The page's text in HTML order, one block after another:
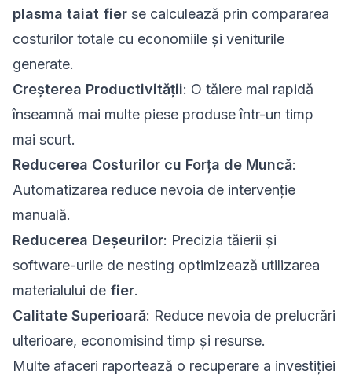
plasma taiat fier se calculează prin compararea
costurilor totale cu economiile și veniturile
generate.
Creșterea Productivității: O tăiere mai rapidă
înseamnă mai multe piese produse într-un timp
mai scurt.
Reducerea Costurilor cu Forța de Muncă:
Automatizarea reduce nevoia de intervenție
manuală.
Reducerea Deșeurilor: Precizia tăierii și
software-urile de nesting optimizează utilizarea
materialului de fier.
Calitate Superioară: Reduce nevoia de prelucrări
ulterioare, economisind timp și resurse.
Multe afaceri raportează o recuperare a investiției